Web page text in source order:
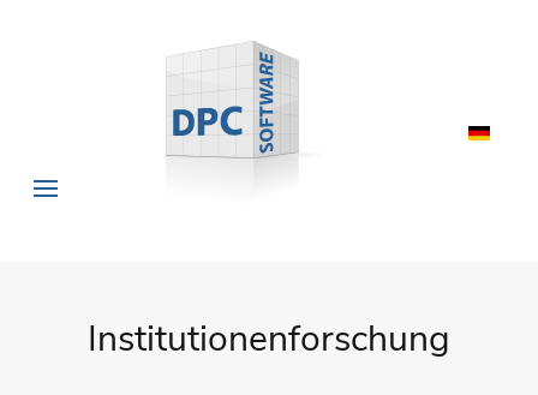
Institutionenforschung